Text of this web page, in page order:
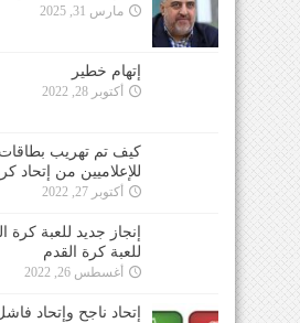
مارس 31, 2025
إتهام خطير
أكتوبر 28, 2022
كيف تم تهريب بطاقات
للإعلاميين من إتحاد
أكتوبر 27, 2022
إنجاز جديد للعبة
للعبة كرة القدم
أغسطس 26, 2022
إتحاد ناجح وإتحاد